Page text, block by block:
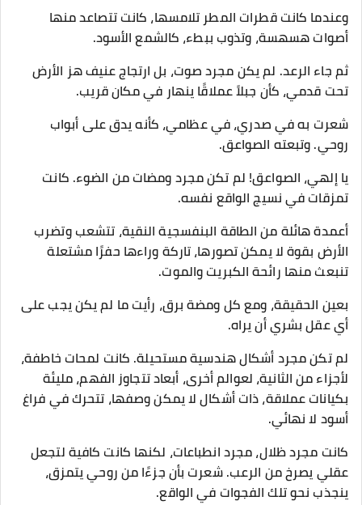
وعندما كانت قطرات المطر تلامسها، كانت تتصاعد منها
أصوات هسهسة، وتذوب ببطء، كالشمع الأسود.
ثم جاء الرعد. لم يكن مجرد صوت، بل ارتجاج عنيف هز الأرض
تحت قدمي، كأن جبلاً عملاقًا ينهار في مكان قريب.
شعرت به في صدري، في عظامي، كأنه يدق على أبواب
روحي. وتبعته الصواعق.
يا إلهي، الصواعق! لم تكن مجرد ومضات من الضوء. كانت
تمزقات في نسيج الواقع نفسه.
أعمدة هائلة من الطاقة البنفسجية النقية، تتشعب وتضرب
الأرض بقوة لا يمكن تصورها، تاركة وراءها حفرًا مشتعلة
تنبعث منها رائحة الكبريت والموت.
بعين الحقيقة، ومع كل ومضة برق، رأيت ما لم يكن يجب على
أي عقل بشري أن يراه.
لم تكن مجرد أشكال هندسية مستحيلة. كانت لمحات خاطفة،
لأجزاء من الثانية، لعوالم أخرى، أبعاد تتجاوز الفهم، مليئة
بكيانات عملاقة، ذات أشكال لا يمكن وصفها، تتحرك في فراغ
أسود لا نهائي.
كانت مجرد ظلال، مجرد انطباعات، لكنها كانت كافية لتجعل
عقلي يصرخ من الرعب. شعرت بأن جزءًا من روحي يتمزق،
ينجذب نحو تلك الفجوات في الواقع.